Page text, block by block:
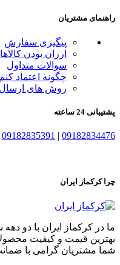
راهنمای مشتریان
پیگیری سفارش
ارزان بودن کالاها
سوالات متداول
چگونه اعتماد
روش های ارسال
پشتیبانی 24 ساعته
09182834476
|
09182835391
چرا کرکماز ایران
ما در کرکماز ایران با دو
بهترین قیمت و کیفیت
شما مشتریان گرامی با